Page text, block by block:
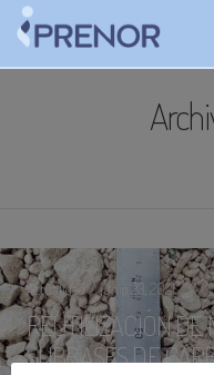
Actualidad / junio 23, 2021
REUTILIZACIÓN DE
SUBBASES DE